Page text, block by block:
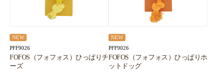
NEW
PFF9026
FOFOS（フォフォス）ひっぱりチ
ーズ
NEW
PFF9026
FOFOS（フォフォス）ひっぱりホ
ットドッグ